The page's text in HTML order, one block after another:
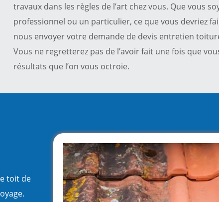
travaux dans les règles de l’art chez vous. Que vous
professionnel ou un particulier, ce que vous devriez
nous envoyer votre demande de devis entretien
Vous ne regretterez pas de l’avoir fait une fois que
résultats que l’on vous octroie.
toit de